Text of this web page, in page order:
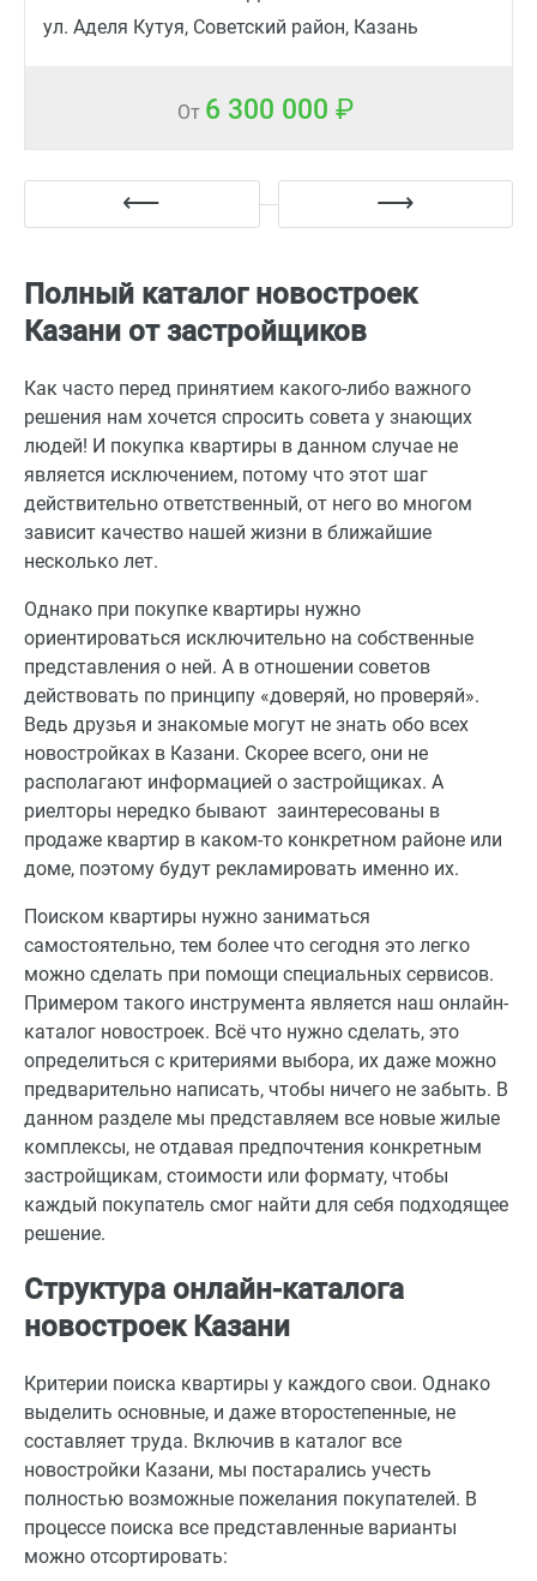
ул. Аделя Кутуя, Советский район, Казань
От 6 300 000
Полный каталог новостроек
Казани от застройщиков
Как часто перед принятием какого-либо важного
решения нам хочется спросить совета у знающих
людей! И покупка квартиры в данном случае не
является исключением, потому что этот шаг
действительно ответственный, от него во многом
зависит качество нашей жизни в ближайшие
несколько лет.
Однако при покупке квартиры нужно
ориентироваться исключительно на собственные
представления о ней. А в отношении советов
действовать по принципу «доверяй, но проверяй».
Ведь друзья и знакомые могут не знать обо всех
новостройках в Казани. Скорее всего, они не
располагают информацией о застройщиках. А
риелторы нередко бывают заинтересованы в
продаже квартир в каком-то конкретном районе или
доме, поэтому будут рекламировать именно их.
Поиском квартиры нужно заниматься
самостоятельно, тем более что сегодня это легко
можно сделать при помощи специальных сервисов.
Примером такого инструмента является наш онлайн-
каталог новостроек. Всё что нужно сделать, это
определиться с критериями выбора, их даже можно
предварительно написать, чтобы ничего не забыть. В
данном разделе мы представляем все новые жилые
комплексы, не отдавая предпочтения конкретным
застройщикам, стоимости или формату, чтобы
каждый покупатель смог найти для себя подходящее
решение.
Структура онлайн-каталога
новостроек Казани
Критерии поиска квартиры у каждого свои. Однако
выделить основные, и даже второстепенные, не
составляет труда. Включив в каталог все
новостройки Казани, мы постарались учесть
полностью возможные пожелания покупателей. В
процессе поиска все представленные варианты
можно отсортировать: